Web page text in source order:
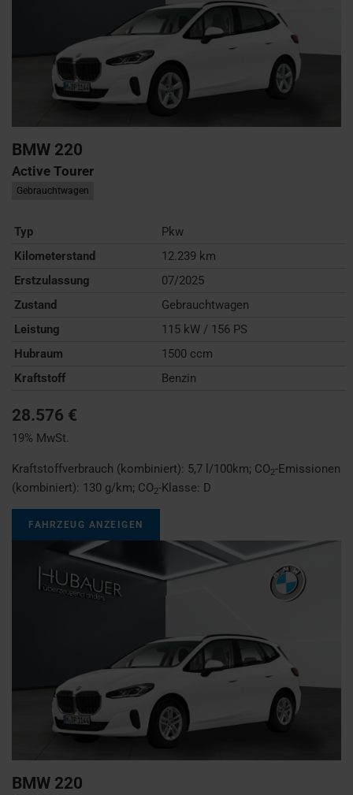
BMW 220
Active Tourer
Gebrauchtwagen
Typ
Pkw
Kilometerstand
12.239 km
Erstzulassung
07/2025
Zustand
Gebrauchtwagen
Leistung
115 kW / 156 PS
Hubraum
1500 ccm
Kraftstoff
Benzin
28.576 €
19% MwSt.
Kraftstoffverbrauch (kombiniert): 5,7 l/100km; CO2-Emissionen
(kombiniert): 130 g/km; CO2-Klasse: D
FAHRZEUG ANZEIGEN
BMW 220